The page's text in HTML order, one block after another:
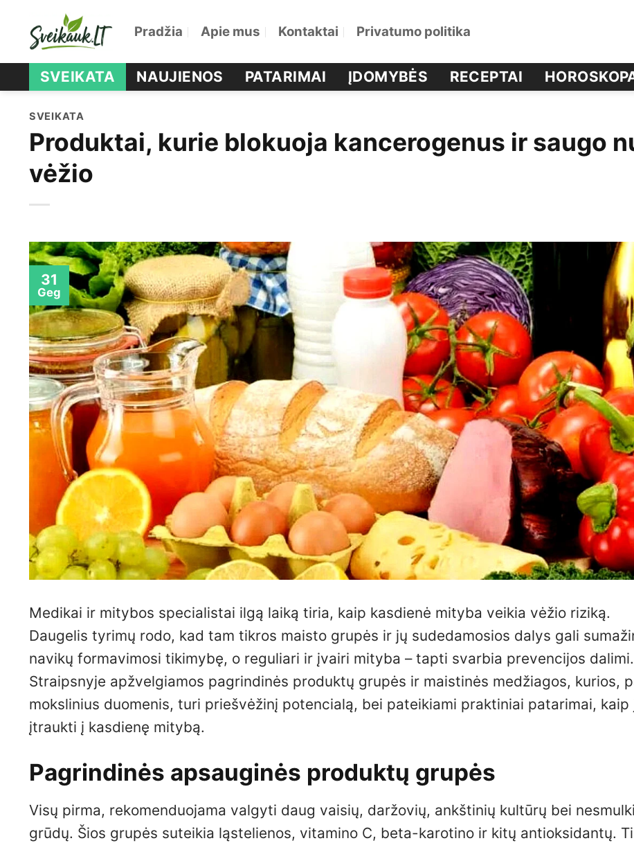
Pradžia Apie mus Kontaktai Privatumo politika
SVEIKATA NAUJIENOS PATARIMAI ĮDOMYBĖS RECEPTAI
SVEIKATA
Produktai, kurie blokuoja kancerogenus ir saugo
vėžio
31
Geg
Medikai ir mitybos specialistai ilgą laiką tiria, kaip kasdienė mityba veikia vėžio riziką.
Daugelis tyrimų rodo, kad tam tikros maisto grupės ir jų sudedamosios dalys gali
navikų formavimosi tikimybę, o reguliari ir įvairi mityba – tapti svarbia prevencijos dalimi.
Straipsnyje apžvelgiamos pagrindinės produktų grupės ir maistinės medžiagos, kurios,
mokslinius duomenis, turi priešvėžinį potencialą, bei pateikiami praktiniai patarimai, kaip
įtraukti į kasdienę mitybą.
Pagrindinės apsauginės produktų grupės
Visų pirma, rekomenduojama valgyti daug vaisių, daržovių, ankštinių kultūrų bei
grūdų. Šios grupės suteikia ląstelienos, vitamino C, beta-karotino ir kitų antioksidantų.